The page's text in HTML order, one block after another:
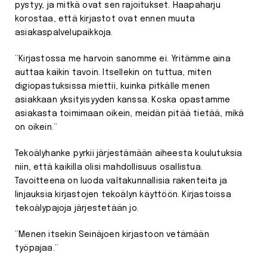
pystyy, ja mitkä ovat sen rajoitukset. Haapaharju
korostaa, että kirjastot ovat ennen muuta
asiakaspalvelupaikkoja.
”Kirjastossa me harvoin sanomme ei. Yritämme aina
auttaa kaikin tavoin. Itsellekin on tuttua, miten
digiopastuksissa miettii, kuinka pitkälle menen
asiakkaan yksityisyyden kanssa. Koska opastamme
asiakasta toimimaan oikein, meidän pitää tietää, mikä
on oikein.”
Tekoälyhanke pyrkii järjestämään aiheesta koulutuksia
niin, että kaikilla olisi mahdollisuus osallistua.
Tavoitteena on luoda valtakunnallisia rakenteita ja
linjauksia kirjastojen tekoälyn käyttöön. Kirjastoissa
tekoälypajoja järjestetään jo.
”Menen itsekin Seinäjoen kirjastoon vetämään
työpajaa.”